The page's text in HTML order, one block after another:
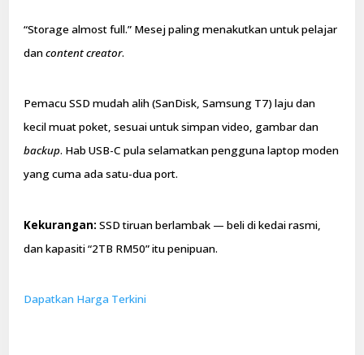
“Storage almost full.” Mesej paling menakutkan untuk pelajar
dancontent creator.
Pemacu SSD mudah alih (SanDisk, Samsung T7) laju dan
kecil muat poket, sesuai untuk simpan video, gambar dan
backup. Hab USB-C pula selamatkan pengguna laptop moden
yang cuma ada satu-dua port.
Kekurangan: SSD tiruan berlambak — beli di kedai rasmi,
dan kapasiti “2TB RM50” itu penipuan.
Dapatkan Harga Terkini